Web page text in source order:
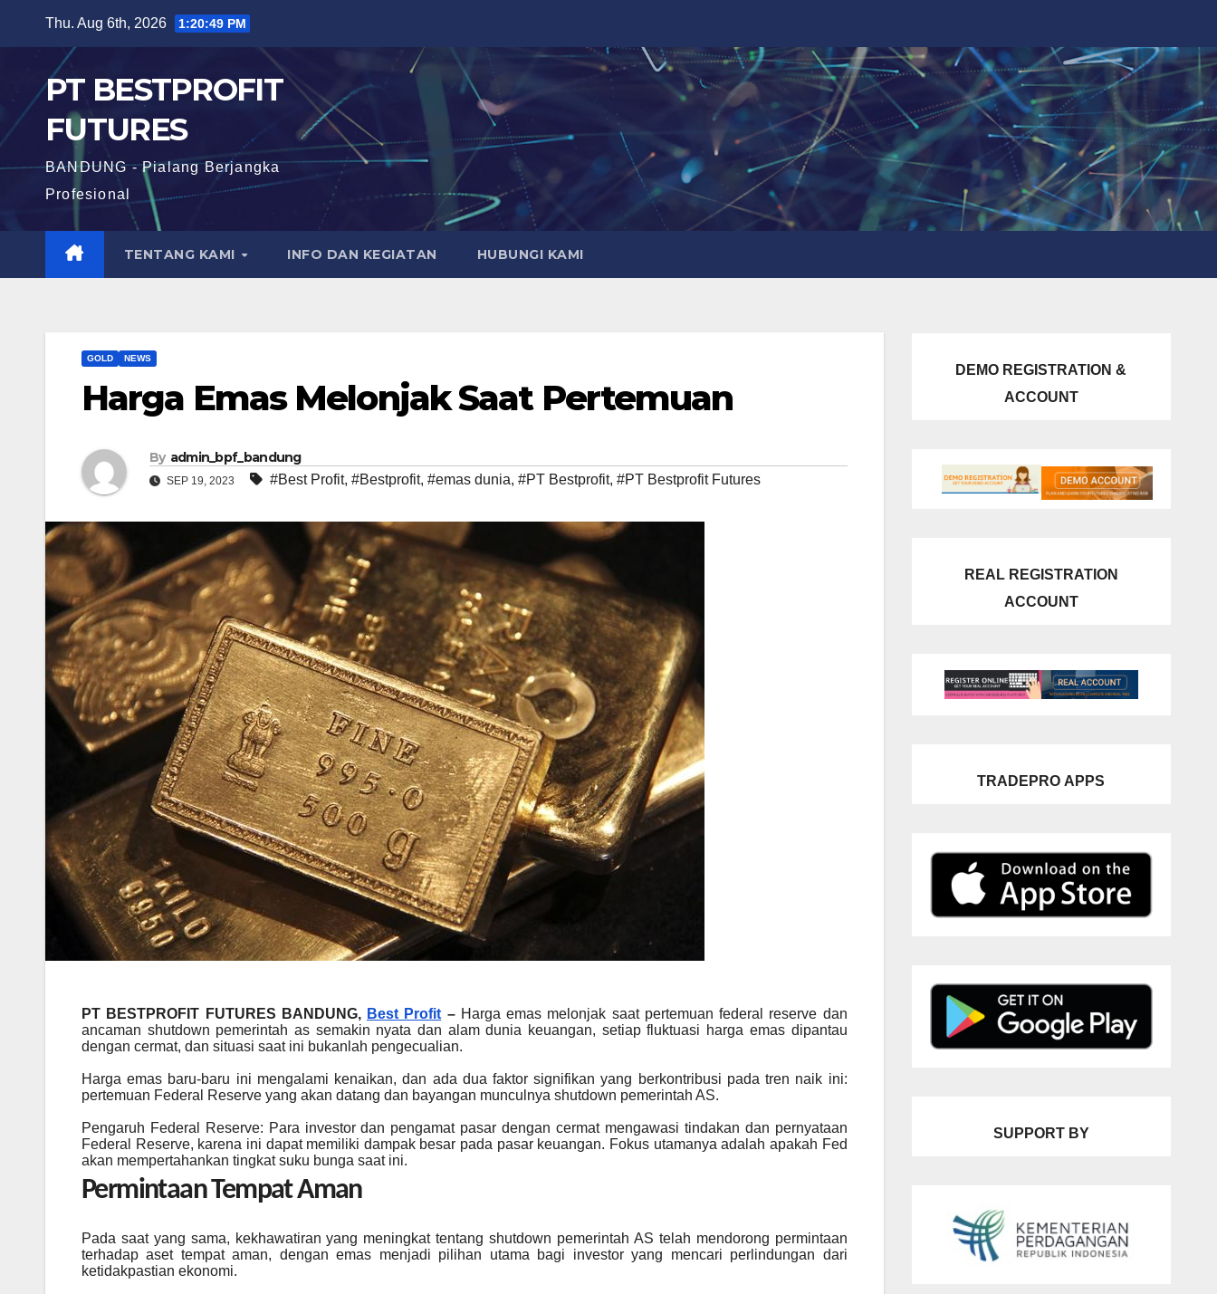
Thu. Aug 6th, 2026 1:20:50 PM
PT BESTPROFIT
FUTURES
BANDUNG - Pialang Berjangka
Profesional
TENTANG KAMI INFO DAN KEGIATAN HUBUNGI KAMI
GOLD NEWS
Harga Emas Melonjak Saat Pertemuan
By admin_bpf_bandung
SEP 19, 2023 #Best Profit, #Bestprofit, #emas dunia, #PT Bestprofit, #PT Bestprofit Futures
PT BESTPROFIT FUTURES BANDUNG, Best Profit – Harga emas melonjak saat pertemuan federal reserve dan
ancaman shutdown pemerintah as semakin nyata dan alam dunia keuangan, setiap fluktuasi harga emas dipantau
dengan cermat, dan situasi saat ini bukanlah pengecualian.
Harga emas baru-baru ini mengalami kenaikan, dan ada dua faktor signifikan yang berkontribusi pada tren naik ini:
pertemuan Federal Reserve yang akan datang dan bayangan munculnya shutdown pemerintah AS.
Pengaruh Federal Reserve: Para investor dan pengamat pasar dengan cermat mengawasi tindakan dan pernyataan
Federal Reserve, karena ini dapat memiliki dampak besar pada pasar keuangan. Fokus utamanya adalah apakah Fed
akan mempertahankan tingkat suku bunga saat ini.
Permintaan Tempat Aman
Pada saat yang sama, kekhawatiran yang meningkat tentang shutdown pemerintah AS telah mendorong permintaan
terhadap aset tempat aman, dengan emas menjadi pilihan utama bagi investor yang mencari perlindungan dari
ketidakpastian ekonomi.
DEMO REGISTRATION &
ACCOUNT
REAL REGISTRATION
ACCOUNT
TRADEPRO APPS
SUPPORT BY